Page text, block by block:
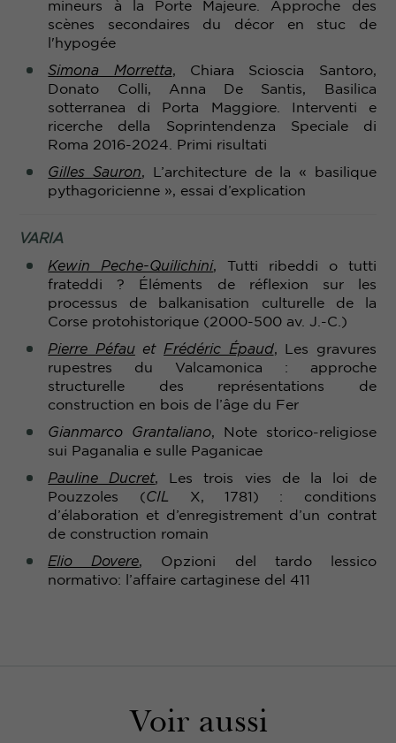
mineurs à la Porte Majeure. Approche des
scènes secondaires du décor en stuc de
l'hypogée
Simona Morretta, Chiara Scioscia Santoro,
Donato Colli, Anna De Santis, Basilica
sotterranea di Porta Maggiore. Interventi e
ricerche della Soprintendenza Speciale di
Roma 2016-2024. Primi risultati
Gilles Sauron, L’architecture de la « basilique
pythagoricienne », essai d’explication
VARIA
Kewin Peche-Quilichini, Tutti ribeddi o tutti
frateddi ? Éléments de réflexion sur les
processus de balkanisation culturelle de la
Corse protohistorique (2000-500 av. J.-C.)
Pierre Péfauet Frédéric Épaud, Les gravures
rupestres du Valcamonica : approche
structurelle des représentations de
construction en bois de l’âge du Fer
Gianmarco Grantaliano, Note storico-religiose
sui Paganalia e sulle Paganicae
Pauline Ducret, Les trois vies de la loi de
Pouzzoles (CIL X, 1781) : conditions
d’élaboration et d’enregistrement d’un contrat
de construction romain
Elio Dovere, Opzioni del tardo lessico
normativo: l’affaire cartaginese del 411
Voir aussi